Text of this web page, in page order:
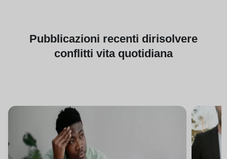
Pubblicazioni recenti dirisolvere
conflitti vita quotidiana